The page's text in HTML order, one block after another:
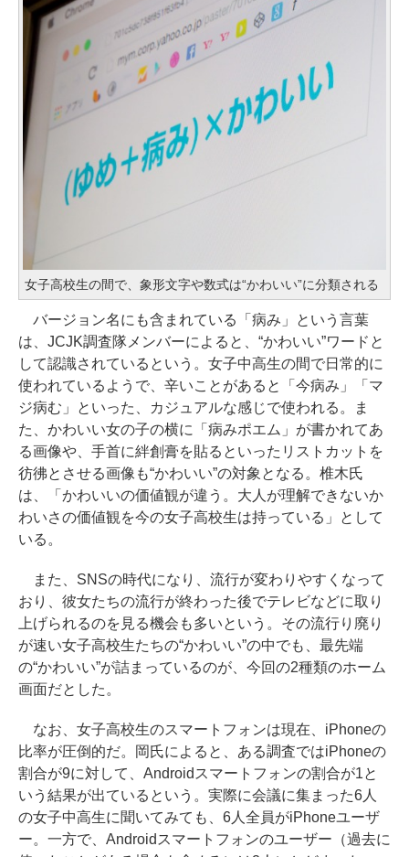
女子高校生の間で、象形文字や数式は“かわいい”に分類される
バージョン名にも含まれている「病み」という言葉
は、JCJK調査隊メンバーによると、“かわいい”ワードと
して認識されているという。女子中高生の間で日常的に
使われているようで、辛いことがあると「今病み」「マ
ジ病む」といった、カジュアルな感じで使われる。ま
た、かわいい女の子の横に「病みポエム」が書かれてあ
る画像や、手首に絆創膏を貼るといったリストカットを
彷彿とさせる画像も“かわいい”の対象となる。椎木氏
は、「かわいいの価値観が違う。大人が理解できないか
わいさの価値観を今の女子高校生は持っている」として
いる。
また、SNSの時代になり、流行が変わりやすくなって
おり、彼女たちの流行が終わった後でテレビなどに取り
上げられるのを見る機会も多いという。その流行り廃り
が速い女子高校生たちの“かわいい”の中でも、最先端
の“かわいい”が詰まっているのが、今回の2種類のホーム
画面だとした。
なお、女子高校生のスマートフォンは現在、iPhoneの
比率が圧倒的だ。岡氏によると、ある調査ではiPhoneの
割合が9に対して、Androidスマートフォンの割合が1と
いう結果が出ているという。実際に会議に集まった6人
の女子中高生に聞いてみても、6人全員がiPhoneユーザ
ー。一方で、Androidスマートフォンのユーザー（過去に